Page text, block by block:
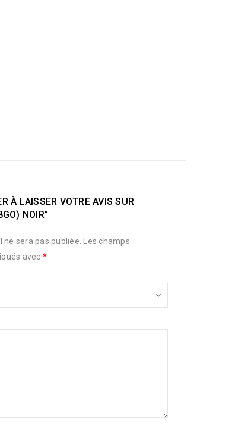
À LAISSER VOTRE AVIS SUR
NOIR”
sera pas publiée.
Les champs
avec *